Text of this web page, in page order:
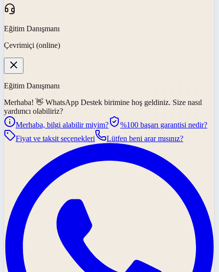
Eğitim Danışmanı
Çevrimiçi (online)
Eğitim Danışmanı
Merhaba! 👋 WhatsApp Destek birimine hoş geldiniz. Size nasıl
yardımcı olabiliriz?
Merhaba, bilgi alabilir miyim?
%100 başarı garantisi nedir?
Fiyat ve taksit seçenekleri
Lütfen beni arar mısınız?